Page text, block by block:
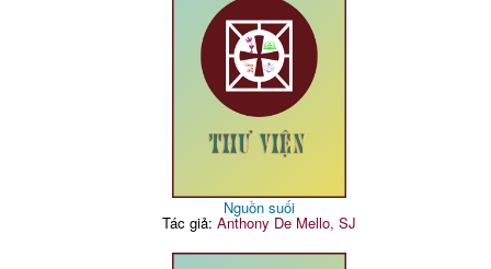
Nguồn suối
Tác giả: Anthony De Mello, SJ